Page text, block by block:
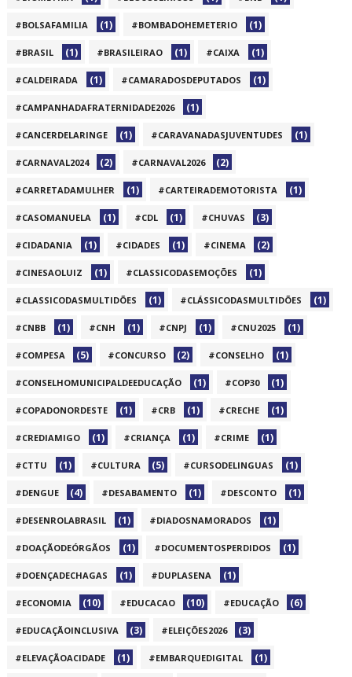
#BOLSAFAMILIA (1) #BOMBADOHEMETERIO (1)
#BRASIL (1) #BRASILEIRAO (1) #CAIXA (1)
#CALDEIRADA (1) #CAMARADOSDEPUTADOS (1)
#CAMPANHADAFRATERNIDADE2026 (1)
#CANCERDELARINGE (1) #CARAVANADASJUVENTUDES (1)
#CARNAVAL2024 (2) #CARNAVAL2026 (2)
#CARRETADAMULHER (1) #CARTEIRADEMOTORISTA (1)
#CASOMANUELA (1) #CDL (1) #CHUVAS (3)
#CIDADANIA (1) #CIDADES (1) #CINEMA (2)
#CINESAOLUIZ (1) #CLASSICODASEMOÇÕES (1)
#CLASSICODASMULTIDÕES (1) #CLÁSSICODASMULTIDÕES (1)
#CNBB (1) #CNH (1) #CNPJ (1) #CNU2025 (1)
#COMPESA (5) #CONCURSO (2) #CONSELHO (1)
#CONSELHOMUNICIPALDEEDUCAÇÃO (1) #COP30 (1)
#COPADONORDESTE (1) #CRB (1) #CRECHE (1)
#CREDIAMIGO (1) #CRIANÇA (1) #CRIME (1)
#CTTU (1) #CULTURA (5) #CURSODELINGUAS (1)
#DENGUE (4) #DESABAMENTO (1) #DESCONTO (1)
#DESENROLABRASIL (1) #DIADOSNAMORADOS (1)
#DOAÇÃODEÓRGÃOS (1) #DOCUMENTOSPERDIDOS (1)
#DOENÇADECHAGAS (1) #DUPLASENA (1)
#ECONOMIA (10) #EDUCACAO (10) #EDUCAÇÃO (6)
#EDUCAÇÃOINCLUSIVA (3) #ELEIÇÕES2026 (3)
#ELEVAÇÃOACIDADE (1) #EMBARQUEDIGITAL (1)